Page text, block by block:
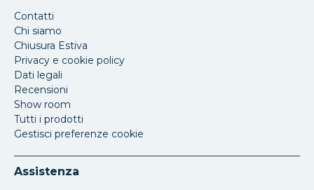
Contatti
Chi siamo
Chiusura Estiva
Privacy e cookie policy
Dati legali
Recensioni
Show room
Tutti i prodotti
Gestisci preferenze cookie
Assistenza